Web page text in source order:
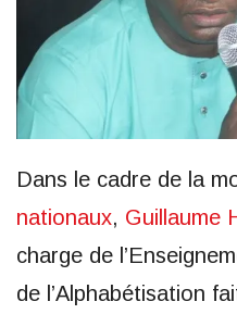
Dans le cadre de la
nationaux, Guillaume
charge de
de l’Alphabétisation